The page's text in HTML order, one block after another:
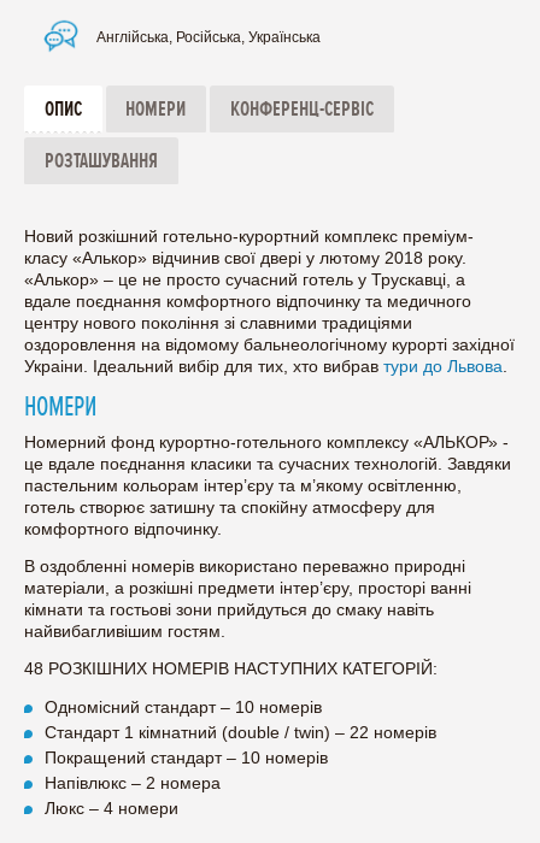
Англійська, Російська, Українська
ОПИС НОМЕРИ КОНФЕРЕНЦ-СЕРВІС
РОЗТАШУВАННЯ
Новий розкішний готельно-курортний комплекс преміум-
класу «Алькор» відчинив свої двері у лютому 2018 року.
«Алькор» – це не просто сучасний готель у Трускавці, а
вдале поєднання комфортного відпочинку та медичного
центру нового покоління зі славними традиціями
оздоровлення на відомому бальнеологічному курорті західної
Украіни. Ідеальний вибір для тих, хто вибрав тури до Львова
НОМЕРИ
Номерний фонд курортно-готельного комплексу «АЛЬКОР» -
це вдале поєднання класики та сучасних технологій. Завдяки
пастельним кольорам інтер’єру та м’якому освітленню,
готель створює затишну та спокійну атмосферу для
комфортного відпочинку.
В оздобленні номерів використано переважно природні
матеріали, а розкішні предмети інтер’єру, просторі ванні
кімнати та гостьові зони прийдуться до смаку навіть
найвибагливішим гостям.
48 РОЗКІШНИХ НОМЕРІВ НАСТУПНИХ КАТЕГОРІЙ:
Одномісний стандарт – 10 номерів
Стандарт 1 кімнатний (double / twin) – 22 номерів
Покращений стандарт – 10 номерів
Напівлюкс – 2 номера
Люкс – 4 номери